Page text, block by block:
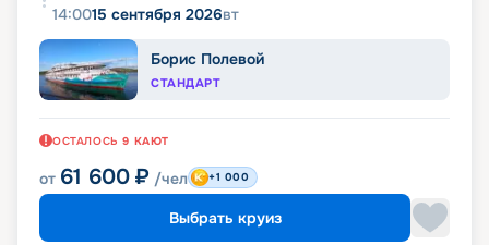
14:0015 сентября 2026вт
Борис Полевой
СТАНДАРТ
ОСТАЛОСЬ 9 КАЮТ
от 61 600 ₽ /чел +1 000
Выбрать круиз